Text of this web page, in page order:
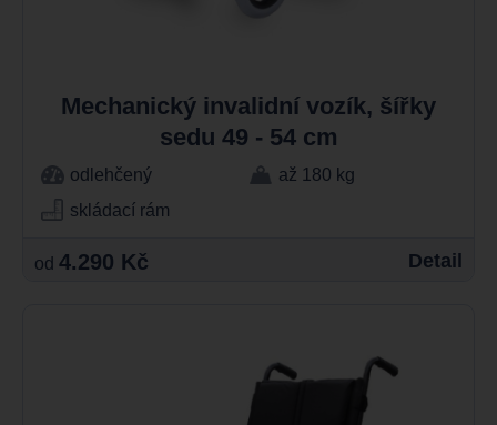
Mechanický invalidní vozík, šířky
sedu 49 - 54 cm
odlehčený
až 180 kg
skládací rám
od 4.290 Kč Detail